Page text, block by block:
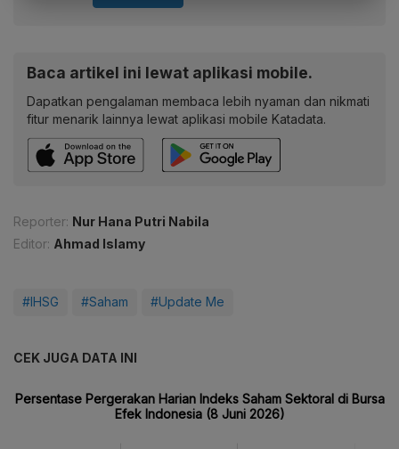
Baca artikel ini lewat aplikasi mobile.
Dapatkan pengalaman membaca lebih nyaman dan nikmati
fitur menarik lainnya lewat aplikasi mobile Katadata.
Reporter: Nur Hana Putri Nabila
Editor: Ahmad Islamy
#IHSG #Saham #Update Me
CEK JUGA DATA INI